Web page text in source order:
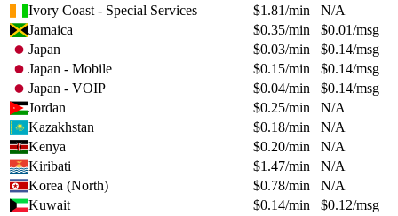
Ivory Coast - Special Services
$1.81/min
N/A
Jamaica
$0.35/min $0.01/msg
Japan
$0.03/min $0.14/msg
Japan - Mobile
$0.15/min $0.14/msg
Japan - VOIP
$0.04/min $0.14/msg
Jordan
$0.25/min
N/A
Kazakhstan
$0.18/min
N/A
Kenya
$0.20/min
N/A
Kiribati
$1.47/min
N/A
Korea (North)
$0.78/min
N/A
Kuwait
$0.14/min $0.12/msg